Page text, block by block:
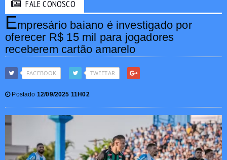
FALE CONOSCO
Empresário baiano é investigado por
oferecer R$ 15 mil para jogadores
receberem cartão amarelo
FACEBOOK TWEETAR
Postado 12/09/2025 11H02